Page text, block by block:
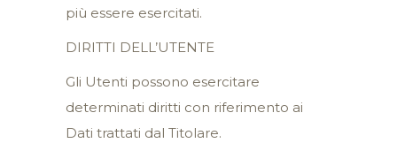
più essere esercitati.
DIRITTI DELL’UTENTE
Gli Utenti possono esercitare
determinati diritti con riferimento ai
Dati trattati dal Titolare.